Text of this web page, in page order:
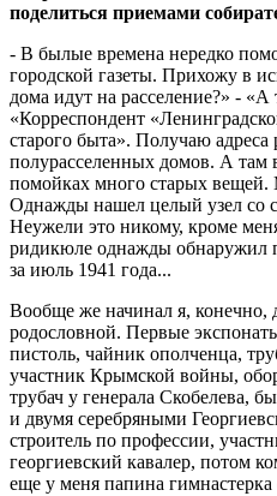
поделиться приемами
- В былые времена нередко
городской газеты. Прихожу в
дома идут на расселение?» - «А
«Корреспондент
старого быта». Получаю адреса
полурасселенных домов. А там
помойках много старых вещей.
Однажды нашел целый узел со
Неужели это никому, кроме
ридикюле однажды обнаружил
за июль 1941 года...
Вообще же начинал я, конечно,
родословной. Первые
пистоль, чайник ополченца,
участник Крымской войны,
трубач у генерала Скобелева,
и двумя серебряными
строитель по профессии,
георгиевский кавалер, потом
еще у меня папина